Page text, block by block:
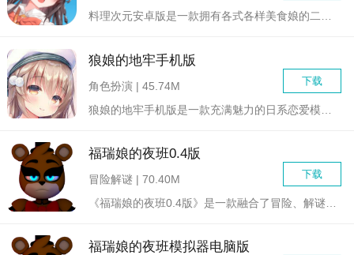
料理次元安卓版是一款拥有各式各样美食娘的二次元料理娘收集手游...
狼娘的地牢手机版
下载
角色扮演 | 45.74M
福瑞娘的夜班0.4版
下载
冒险解谜 | 70.40M
福瑞娘的夜班模拟器电脑版